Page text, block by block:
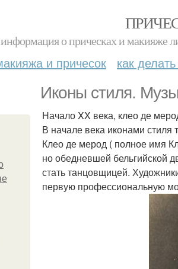
о прическах и макияже
и причесок как
Иконы стиля.
Начало XX века, клео де
В начале века иконами
Клео де мерод ( полное имя
но обедневшей бельгийской
стать танцовщицей.
первую профессиональную